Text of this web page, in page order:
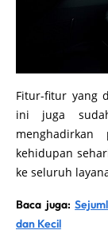
Fitur-fitur yang
ini juga
menghadirkan
kehidupan
ke seluruh
Baca juga:
dan Kecil